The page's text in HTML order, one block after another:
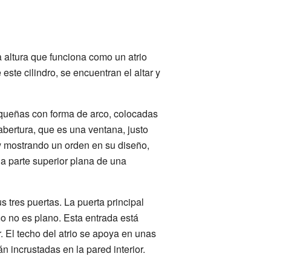
que funciona como un atrio
cilindro, se encuentran el altar y
con forma de arco, colocadas
que es una ventana, justo
un orden en su diseño,
parte superior plana de una
tres puertas. La puerta principal
no es plano. Esta entrada está
techo del atrio se apoya en unas
incrustadas en la pared interior.